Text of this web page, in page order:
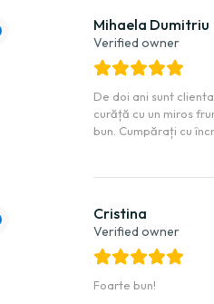
Mihaela Dumitriu
Verified owner
De doi ani sunt
curăță cu un miros
bun. Cumpărați cu
Cristina
Verified owner
Foarte bun!